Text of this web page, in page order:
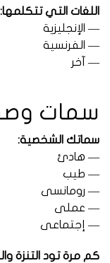
اللغات التي تتكلمها:
— الإنجليزية
— الفرنسية
— آخر
سمات
سماتك الشخصية:
— هادئ
— طيب
— رومانسى
— عملى
— إجتماعى
كم مرة تود التنزة